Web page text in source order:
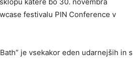
festivalu PIN Conference v
je vsekakor eden udarnejših in s